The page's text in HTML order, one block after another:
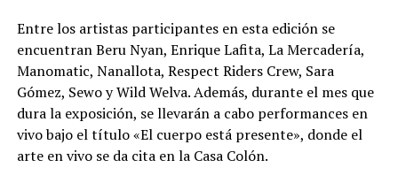
Entre los artistas participantes en esta edición se
encuentran Beru Nyan, Enrique Lafita, La Mercadería,
Manomatic, Nanallota, Respect Riders Crew, Sara
Gómez, Sewo y Wild Welva. Además, durante el mes que
dura la exposición, se llevarán a cabo performances en
vivo bajo el título «El cuerpo está presente», donde el
arte en vivo se da cita en la Casa Colón.